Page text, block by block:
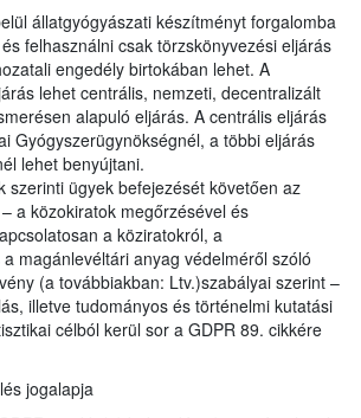
állatgyógyászati készítményt forgalomba
felhasználni csak törzskönyvezési eljárás
engedély birtokában lehet. A
lehet centrális, nemzeti, decentralizált
alapuló eljárás. A centrális eljárás
Gyógyszerügynökségnél, a többi eljárás
lehet benyújtani.
szerinti ügyek befejezését követően az
a közokiratok megőrzésével és
a köziratokról, a
magánlevéltári anyag védelméről szóló
(a továbbiakban: Ltv.)szabályai szerint –
illetve tudományos és történelmi kutatási
célból kerül sor a GDPR 89. cikkére
jogalapja